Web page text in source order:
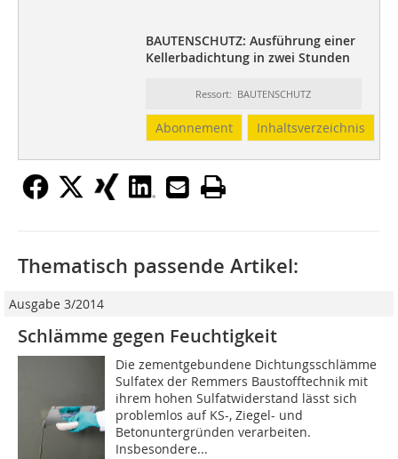
BAUTENSCHUTZ: Ausführung einer
Kellerbadichtung in zwei Stunden
Ressort: BAUTENSCHUTZ
Abonnement Inhaltsverzeichnis
Thematisch passende Artikel:
Ausgabe 3/2014
Schlämme gegen Feuchtigkeit
Die zementgebundene Dichtungsschlämme
Sulfatex der Remmers Baustofftechnik mit
ihrem hohen Sulfatwiderstand lässt sich
problemlos auf KS-, Ziegel- und
Betonuntergründen verarbeiten.
Insbesondere...